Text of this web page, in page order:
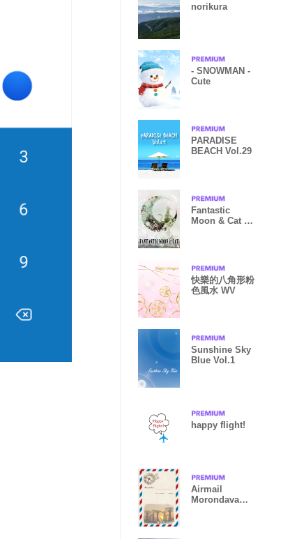
norikura
- SNOWMAN -
Cute
PARADISE
BEACH Vol.29
Fantastic
Moon & Cat 5-
快樂的八角形粉
色風水 WV
Sunshine Sky
Blue Vol.1
happy flight!
Airmail
Morondava